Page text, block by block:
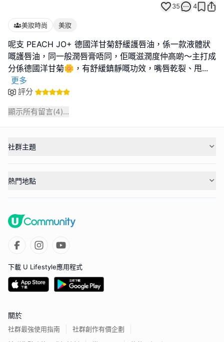
35 4
美妝時尚 美妝
呢支 PEACH JO+ 德國洋甘菊舒緩護唇油，係一款液體狀
嘅護唇油，同一般潤唇膏唔同，佢嘅滋潤度仲高啲～主打成
分係德國洋甘菊🌼，有舒緩鎮靜嘅功效，嘴唇乾裂、甩...
更多
評分
顯示所有留言(4)...
社群主題
熱門地點
下載 U Lifestyle應用程式
關於
社群最強使用指南
社群創作有價企劃